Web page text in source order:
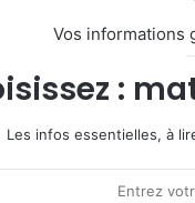
Vos informations
:
Les infos essentielles, à